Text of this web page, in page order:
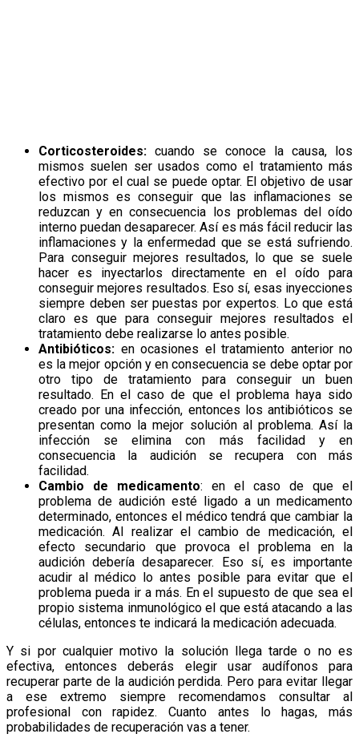
Corticosteroides: cuando se conoce la causa, los
mismos suelen ser usados como el tratamiento más
efectivo por el cual se puede optar. El objetivo de usar
los mismos es conseguir que las inflamaciones se
reduzcan y en consecuencia los problemas del oído
interno puedan desaparecer. Así es más fácil reducir las
inflamaciones y la enfermedad que se está sufriendo.
Para conseguir mejores resultados, lo que se suele
hacer es inyectarlos directamente en el oído para
conseguir mejores resultados. Eso sí, esas inyecciones
siempre deben ser puestas por expertos. Lo que está
claro es que para conseguir mejores resultados el
tratamiento debe realizarse lo antes posible.
Antibióticos: en ocasiones el tratamiento anterior no
es la mejor opción y en consecuencia se debe optar por
otro tipo de tratamiento para conseguir un buen
resultado. En el caso de que el problema haya sido
creado por una infección, entonces los antibióticos se
presentan como la mejor solución al problema. Así la
infección se elimina con más facilidad y en
consecuencia la audición se recupera con más
facilidad.
Cambio de medicamento: en el caso de que el
problema de audición esté ligado a un medicamento
determinado, entonces el médico tendrá que cambiar la
medicación. Al realizar el cambio de medicación, el
efecto secundario que provoca el problema en la
audición debería desaparecer. Eso sí, es importante
acudir al médico lo antes posible para evitar que el
problema pueda ir a más. En el supuesto de que sea el
propio sistema inmunológico el que está atacando a las
células, entonces te indicará la medicación adecuada.
Y si por cualquier motivo la solución llega tarde o no es
efectiva, entonces deberás elegir usar audífonos para
recuperar parte de la audición perdida. Pero para evitar llegar
a ese extremo siempre recomendamos consultar al
profesional con rapidez. Cuanto antes lo hagas, más
probabilidades de recuperación vas a tener.